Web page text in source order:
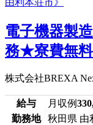
電子機器製
務★寮費無料
株式会社BREXA
給与 月収例
勤務地
秋田県 由